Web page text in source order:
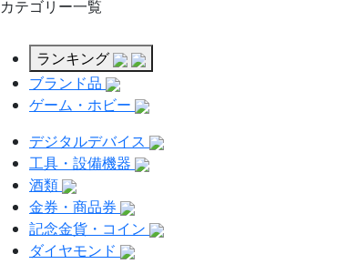
カテゴリー一覧
ランキング
ブランド品
ゲーム・ホビー
デジタルデバイス
工具・設備機器
酒類
金券・商品券
記念金貨・コイン
ダイヤモンド